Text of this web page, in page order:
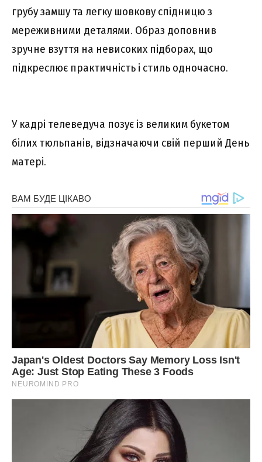
грубу замшу та легку шовкову спідницю з
мереживними деталями. Образ доповнив
зручне взуття на невисоких підборах, що
підкреслює практичність і стиль одночасно.
У кадрі телеведуча позує із великим букетом
білих тюльпанів, відзначаючи свій перший День
матері.